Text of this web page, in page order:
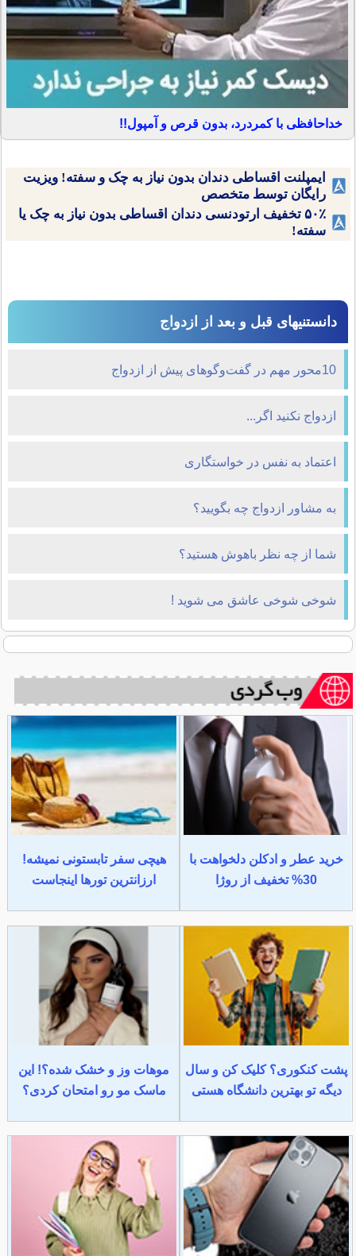
خداحافظی با کمردرد، بدون قرص و آمپول!!
ایمپلنت اقساطی دندان بدون نیاز به چک و سفته! ویزیت
رایگان توسط متخصص
۵۰٪ تخفیف ارتودنسی دندان اقساطی بدون نیاز به چک یا
سفته!
دانستنیهای قبل و بعد از ازدواج
10محور مهم در گفت‌وگوهای پیش از ازدواج
ازدواج نکنید اگر...
اعتماد به نفس در خواستگاری
به مشاور ازدواج چه بگویید؟
شما از چه نظر باهوش هستید؟
شوخی شوخی عاشق می شوید !
خرید عطر و ادکلن دلخواهت با
30% تخفیف از روژا
هیچی سفر تابستونی نمیشه!
ارزانترین تورها اینجاست
پشت کنکوری؟ کلیک کن و سال
دیگه تو بهترین دانشگاه هستی
موهات وز و خشک شده؟! این
ماسک مو رو امتحان کردی؟